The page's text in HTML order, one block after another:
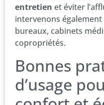
entretien et éviter
intervenons
bureaux, cabinets
copropriétés.
Bonnes
d’usage